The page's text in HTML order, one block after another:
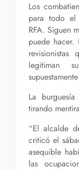
Los
para todo el
RFA. Siguen
puede hacer.
legitiman
La
tirando
“El alcalde
criticó el
asequible
las